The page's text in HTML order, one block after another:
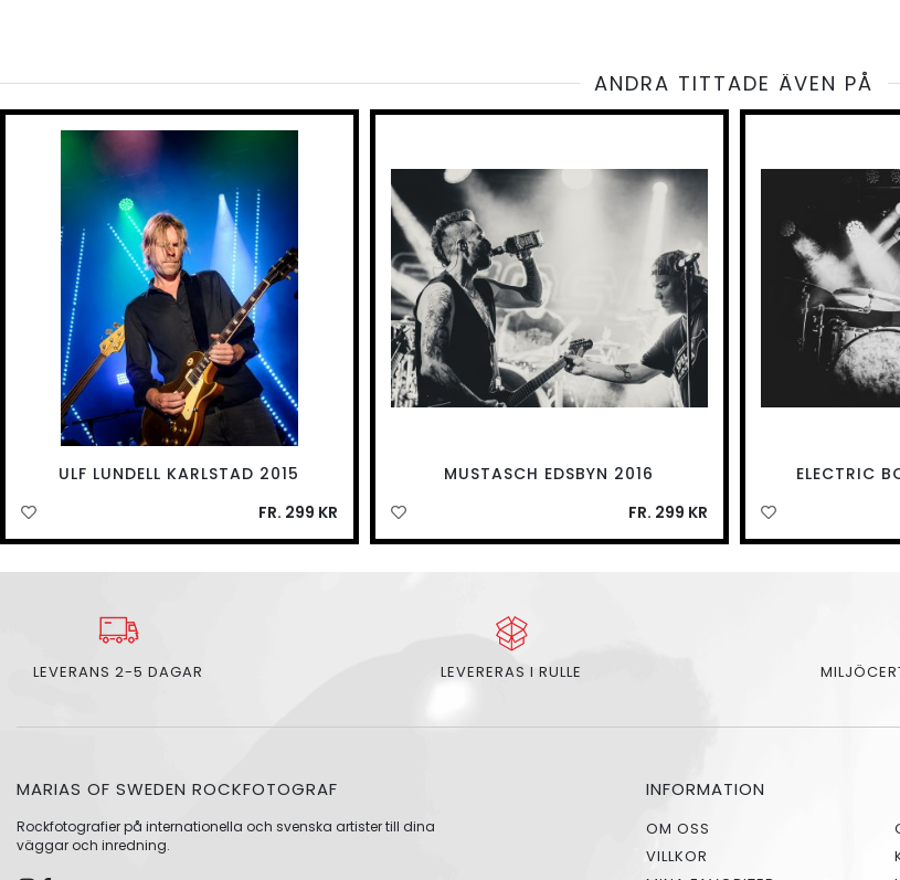
ANDRA TITTADE ÄVEN PÅ
ULF LUNDELL KARLSTAD 2015
FR. 299 KR
MUSTASCH EDSBYN 2016
FR. 299 KR
ELECTRIC
LEVERANS 2-5 DAGAR LEVERERAS I RULLE
MARIAS OF SWEDEN ROCKFOTOGRAF
Rockfotografier på internationella och svenska artister till dina
väggar och inredning.
INFORMATION
OM OSS
VILLKOR